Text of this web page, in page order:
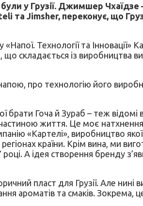
у Грузії. Джимшер Чхаїдзе
та Jimsher, переконує, що
Технології та Інновації»
складається із виробництва
про технологію його
брати Гоча й Зураб – теж відомі
життя. Це моє
«Картелі», виробництво якої
країни. Крім вина, ми
А ідея створення бренду
пласт для Грузії. Але нині
ароматів та смаків. Зокрема,